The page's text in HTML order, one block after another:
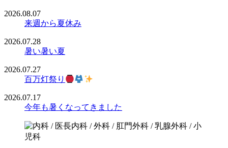
2026.08.07
来週から夏休み
2026.07.28
暑い暑い夏
2026.07.27
百万灯祭り
2026.07.17
今年も暑くなってきました